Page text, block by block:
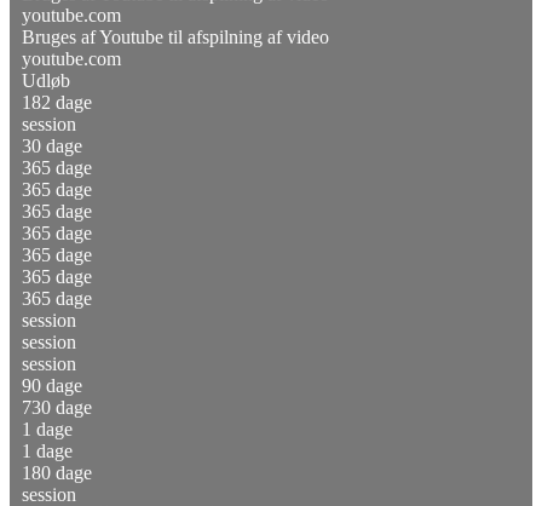
youtube.com
Bruges af Youtube til afspilning af video
youtube.com
Udløb
182 dage
session
30 dage
365 dage
365 dage
365 dage
365 dage
365 dage
365 dage
365 dage
session
session
session
90 dage
730 dage
1 dage
1 dage
180 dage
session